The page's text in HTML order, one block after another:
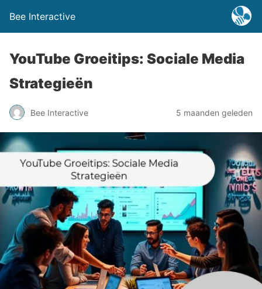
Bee Interactive
YouTube Groeitips: Sociale Media
Strategieën
Bee Interactive 5 maanden geleden